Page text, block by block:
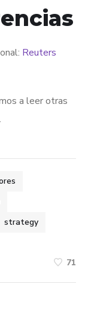
Reuters
a leer otras
strategy
71